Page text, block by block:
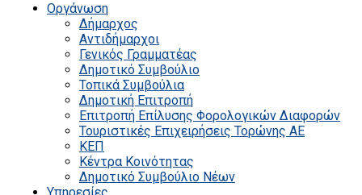
Οργάνωση
Δήμαρχος
Αντιδήμαρχοι
Γενικός Γραμματέας
Δημοτικό Συμβούλιο
Τοπικά Συμβούλια
Δημοτική Επιτροπή
Επιτροπή Επίλυσης Φορολογικών Διαφορών
Τουριστικές Επιχειρήσεις Τορώνης ΑΕ
ΚΕΠ
Κέντρα Κοινότητας
Δημοτικό Συμβούλιο Νέων